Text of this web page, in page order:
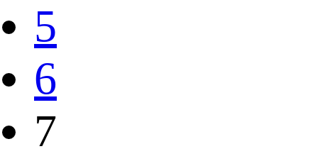
5
6
7